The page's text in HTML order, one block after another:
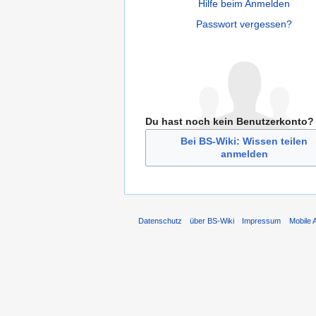
Hilfe beim Anmelden
Passwort vergessen?
Du hast noch kein Benutzerkonto?
Bei BS-Wiki: Wissen teilen
anmelden
Datenschutz über BS-Wiki Impressum Mobile